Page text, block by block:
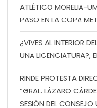
ATLÉTICO MORELIA-
PASO EN LA COPA
¿VIVES AL INTERIOR
UNA LICENCIATURA?,
RINDE PROTESTA
“GRAL. LÁZARO
SESIÓN DEL CONSEJO